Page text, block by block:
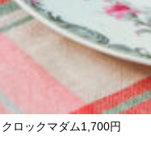
ロックマダム1,700円